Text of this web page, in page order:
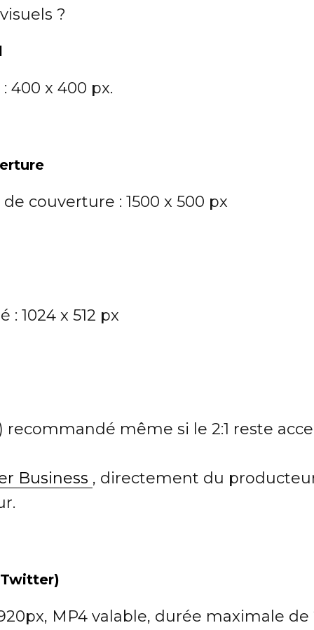
?
400 x 400 px.
couverture : 1500 x 500 px
1024 x 512 px
recommandé même si le 2:1 reste
Business , directement du
MP4 valable, durée maximale